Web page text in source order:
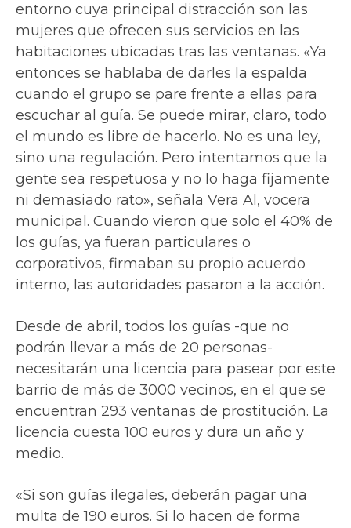
entorno cuya principal distracción son las
mujeres que ofrecen sus servicios en las
habitaciones ubicadas tras las ventanas. «Ya
entonces se hablaba de darles la espalda
cuando el grupo se pare frente a ellas para
escuchar al guía. Se puede mirar, claro, todo
el mundo es libre de hacerlo. No es una ley,
sino una regulación. Pero intentamos que la
gente sea respetuosa y no lo haga fijamente
ni demasiado rato», señala Vera Al, vocera
municipal. Cuando vieron que solo el 40% de
los guías, ya fueran particulares o
corporativos, firmaban su propio acuerdo
interno, las autoridades pasaron a la acción.
Desde de abril, todos los guías -que no
podrán llevar a más de 20 personas-
necesitarán una licencia para pasear por este
barrio de más de 3000 vecinos, en el que se
encuentran 293 ventanas de prostitución. La
licencia cuesta 100 euros y dura un año y
medio.
«Si son guías ilegales, deberán pagar una
multa de 190 euros. Si lo hacen de forma